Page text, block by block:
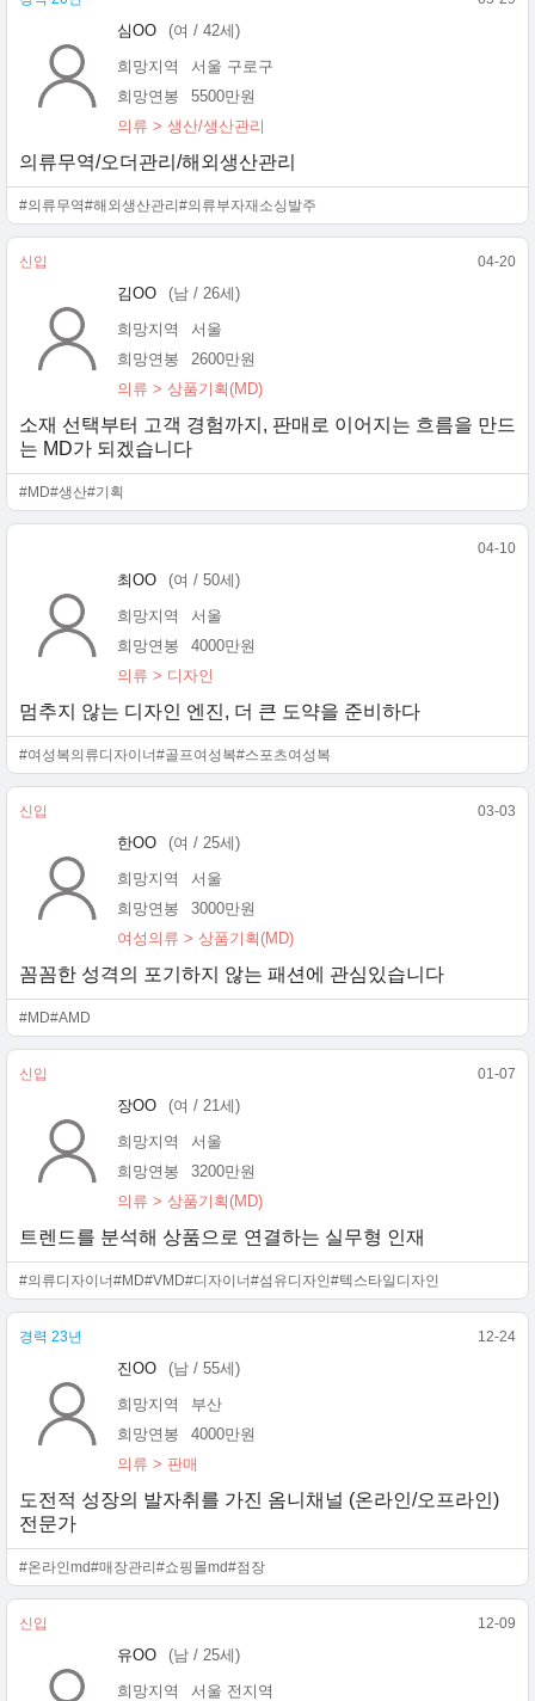
심OO
(여 / 42세)
희망지역
서울 구로구
희망연봉
5500만원
의류 > 생산/생산관리
의류무역/오더관리/해외생산관리
#의류무역#해외생산관리 #의류부자재소싱발주
신입 04-20
김OO
(남 / 26세)
희망지역
서울
희망연봉
2600만원
의류 > 상품기획(MD)
소재 선택부터 고객 경험까지, 판매로 이어지는 흐름을 만드
는 MD가 되겠습니다
#MD#생산#기획
04-10
최OO
(여 / 50세)
희망지역
서울
희망연봉
4000만원
의류 > 디자인
멈추지 않는 디자인 엔진, 더 큰 도약을 준비하다
#여성복의류디자이너#골프여성복#스포츠여성복
신입 03-03
한OO
(여 / 25세)
희망지역
서울
희망연봉
3000만원
여성의류 > 상품기획(MD)
꼼꼼한 성격의 포기하지 않는 패션에 관심있습니다
#MD#AMD
신입 01-07
장OO
(여 / 21세)
희망지역
서울
희망연봉
3200만원
의류 > 상품기획(MD)
트렌드를 분석해 상품으로 연결하는 실무형 인재
#의류디자이너#MD#VMD#디자이너#섬유디자인#텍스타일디자인
경력 23년 12-24
진OO
(남 / 55세)
희망지역
부산
희망연봉
4000만원
의류 > 판매
도전적 성장의 발자취를 가진 옴니채널 (온라인/오프라인)
전문가
#온라인md#매장관리 #쇼핑몰md#점장
신입 12-09
유OO
(남 / 25세)
희망지역
서울 전지역